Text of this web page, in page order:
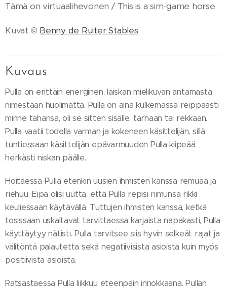
Tämä on virtuaalihevonen / This is a sim-game horse
Kuvat © Benny de Ruiter Stables
Kuvaus
Pulla on erittäin energinen, laiskan mielikuvan antamasta
nimestään huolimatta. Pulla on aina kulkemassa reippaasti
minne tahansa, oli se sitten sisälle, tarhaan tai rekkaan.
Pulla vaatii todella varman ja kokeneen käsittelijän, sillä
tuntiessaan käsittelijän epävarmuuden Pulla kiipeää
herkästi niskan päälle.
Hoitaessa Pulla etenkin uusien ihmisten kanssa remuaa ja
riehuu. Eipä olisi uutta, että Pulla repisi riimunsa rikki
keuliessaan käytävällä. Tuttujen ihmisten kanssa, ketkä
tosissaan uskaltavat tarvittaessa karjaista napakasti, Pulla
käyttäytyy nätisti. Pulla tarvitsee siis hyvin selkeät rajat ja
välitöntä palautetta sekä negatiivisista asioista kuin myös
positiivista asioista.
Ratsastaessa Pulla liikkuu eteenpäin innokkaana. Pullan